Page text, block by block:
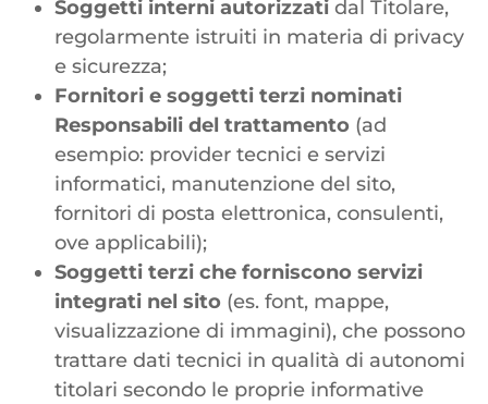
Soggetti interni autorizzati dal Titolare,
regolarmente istruiti in materia di privacy
e sicurezza;
Fornitori e soggetti terzi nominati
Responsabili del trattamento (ad
esempio: provider tecnici e servizi
informatici, manutenzione del sito,
fornitori di posta elettronica, consulenti,
ove applicabili);
Soggetti terzi che forniscono servizi
integrati nel sito (es. font, mappe,
visualizzazione di immagini), che possono
trattare dati tecnici in qualità di autonomi
titolari secondo le proprie informative